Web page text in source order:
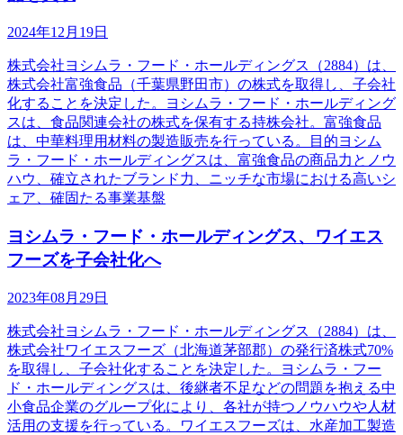
2024年12月19日
株式会社ヨシムラ・フード・ホールディングス（2884）は、
株式会社富強食品（千葉県野田市）の株式を取得し、子会社
化することを決定した。ヨシムラ・フード・ホールディング
スは、食品関連会社の株式を保有する持株会社。富強食品
は、中華料理用材料の製造販売を行っている。目的ヨシム
ラ・フード・ホールディングスは、富強食品の商品力とノウ
ハウ、確立されたブランド力、ニッチな市場における高いシ
ェア、確固たる事業基盤
ヨシムラ・フード・ホールディングス、ワイエス
フーズを子会社化へ
2023年08月29日
株式会社ヨシムラ・フード・ホールディングス（2884）は、
株式会社ワイエスフーズ（北海道茅部郡）の発行済株式70%
を取得し、子会社化することを決定した。ヨシムラ・フー
ド・ホールディングスは、後継者不足などの問題を抱える中
小食品企業のグループ化により、各社が持つノウハウや人材
活用の支援を行っている。ワイエスフーズは、水産加工製造